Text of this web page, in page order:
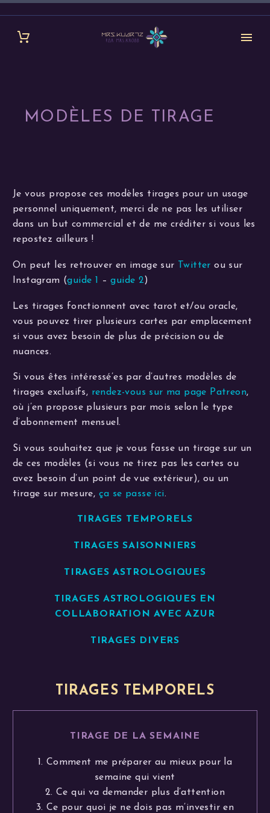
MODÈLES DE TIRAGE
Je vous propose ces modèles tirages pour un usage
personnel uniquement, merci de ne pas les utiliser
dans un but commercial et de me créditer si vous les
repostez ailleurs !
On peut les retrouver en image sur Twitter ou sur
Instagram (guide 1 –guide 2)
Les tirages fonctionnent avec tarot et/ou oracle,
vous pouvez tirer plusieurs cartes par emplacement
si vous avez besoin de plus de précision ou de
nuances.
Si vous êtes intéressé’es par d’autres modèles de
tirages exclusifs, rendez-vous sur ma page Patreon,
où j’en propose plusieurs par mois selon le type
d’abonnement mensuel.
Si vous souhaitez que je vous fasse un tirage sur un
de ces modèles (si vous ne tirez pas les cartes ou
avez besoin d’un point de vue extérieur), ou un
tirage sur mesure, ça se passe ici.
TIRAGES TEMPORELS
TIRAGES SAISONNIERS
TIRAGES ASTROLOGIQUES
TIRAGES ASTROLOGIQUES EN
COLLABORATION AVEC AZUR
TIRAGES DIVERS
TIRAGES TEMPORELS
TIRAGE DE LA SEMAINE
1. Comment me préparer au mieux pour la
semaine qui vient
2. Ce qui va demander plus d’attention
3. Ce pour quoi je ne dois pas m’investir en